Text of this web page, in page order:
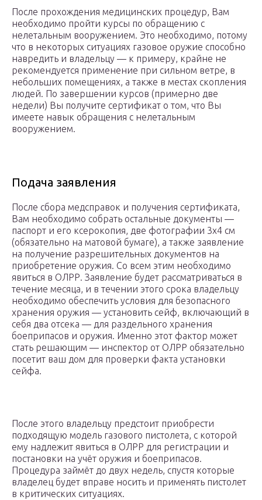
После прохождения медицинских процедур, Вам
необходимо пройти курсы по обращению с
нелетальным вооружением. Это необходимо, потому
что в некоторых ситуациях газовое оружие способно
навредить и владельцу — к примеру, крайне не
рекомендуется применение при сильном ветре, в
небольших помещениях, а также в местах скопления
людей. По завершении курсов (примерно две
недели) Вы получите сертификат о том, что Вы
имеете навык обращения с нелетальным
вооружением.
Подача заявления
После сбора медсправок и получения сертификата,
Вам необходимо собрать остальные документы —
паспорт и его ксерокопия, две фотографии 3х4 см
(обязательно на матовой бумаге), а также заявление
на получение разрешительных документов на
приобретение оружия. Со всем этим необходимо
явиться в ОЛРР. Заявление будет рассматриваться в
течение месяца, и в течении этого срока владельцу
необходимо обеспечить условия для безопасного
хранения оружия — установить сейф, включающий в
себя два отсека — для раздельного хранения
боеприпасов и оружия. Именно этот фактор может
стать решающим — инспектор от ОЛРР обязательно
посетит ваш дом для проверки факта установки
сейфа.
После этого владельцу предстоит приобрести
подходящую модель газового пистолета, с которой
ему надлежит явиться в ОЛРР для регистрации и
постановки на учёт оружия и боеприпасов.
Процедура займёт до двух недель, спустя которые
владелец будет вправе носить и применять пистолет
в критических ситуациях.